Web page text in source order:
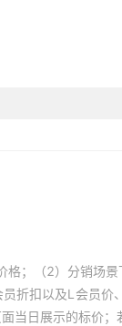
；（2）分销场
折扣以及L会员
日展示的标价